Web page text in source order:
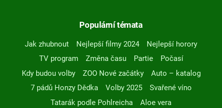
Populární témata
Jak zhubnout Nejlepší filmy 2024
Nejlepší horory
TV program
Změna času Partie
Počasí
Kdy budou volby
ZOO Nové začátky
Auto – katalog
7 pádů Honzy Dědka
Volby 2025
Svařené víno
Tatarák podle Pohlreicha
Aloe vera